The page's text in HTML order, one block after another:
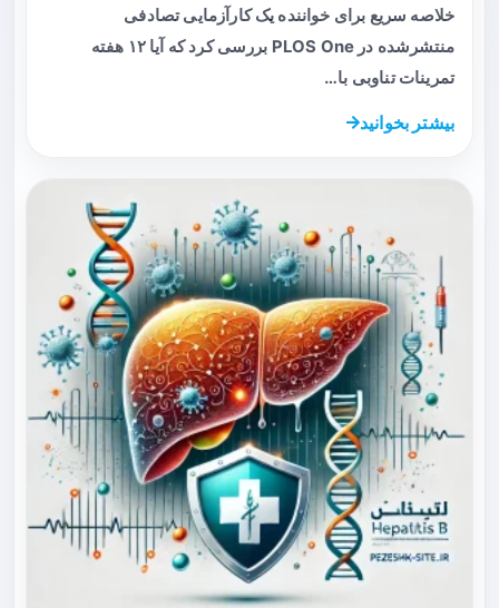
خلاصه سریع برای خواننده یک کارآزمایی تصادفی
منتشرشده در PLOS One بررسی کرد که آیا ۱۲ هفته
تمرینات تناوبی با…
بیشتر بخوانید